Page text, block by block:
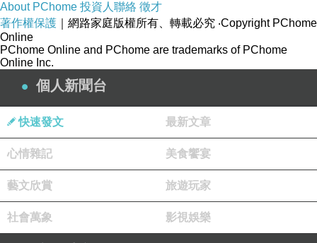
飲用詩神的淚水、以詩歌和青春紀念----《紀青
春》
About PChome 投資人聯絡 徵才
著作權保護 ｜網路家庭版權所有、轉載必究 ‧Copyright PChome
Online
PChome Online and PChome are trademarks of PChome
Online Inc.
個人新聞台
快速發文 最新文章
心情雜記 美食饗宴
藝文欣賞 旅遊玩家
社會萬象 影視娛樂